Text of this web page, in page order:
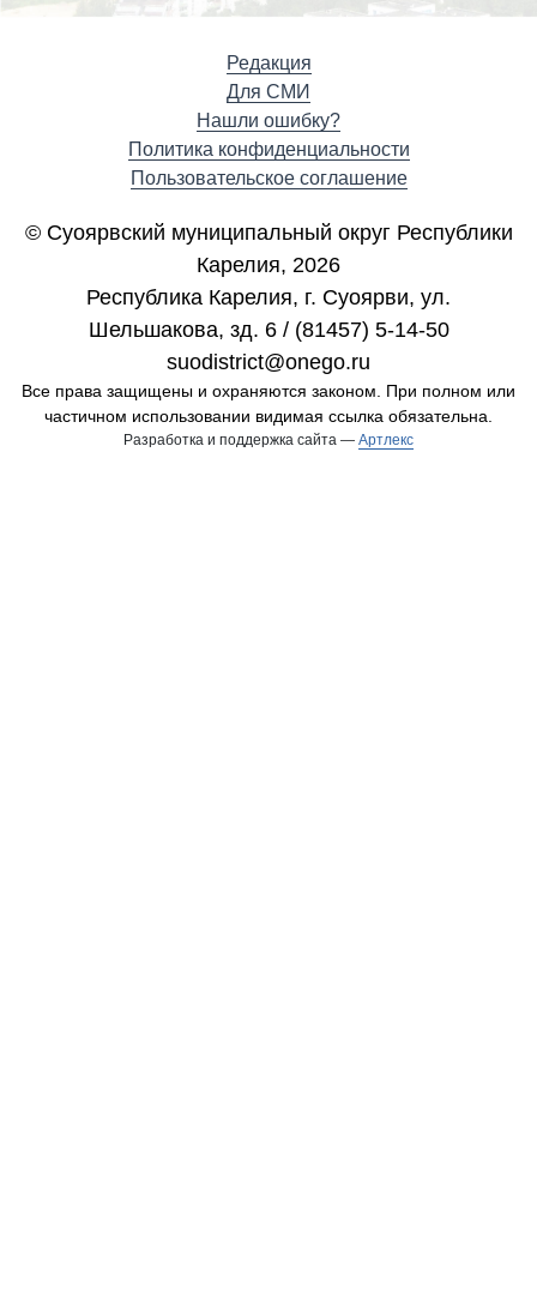
Редакция
Для СМИ
Нашли ошибку?
Политика конфиденциальности
Пользовательское соглашение
© Суоярвский муниципальный округ Республики
Карелия, 2026
Республика Карелия, г. Cуоярви, ул.
Шельшакова, зд. 6 / (81457) 5-14-50
suodistrict@onego.ru
Все права защищены и охраняются законом. При полном или
частичном использовании видимая ссылка обязательна.
Разработка и поддержка сайта — Артлекс